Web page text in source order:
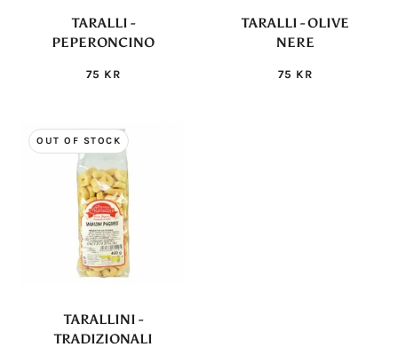
TARALLI -
PEPERONCINO
75 KR
TARALLI - OLIVE
NERE
75 KR
OUT OF STOCK
TARALLINI -
TRADIZIONALI